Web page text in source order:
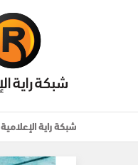
شبكة راية الإعلامية